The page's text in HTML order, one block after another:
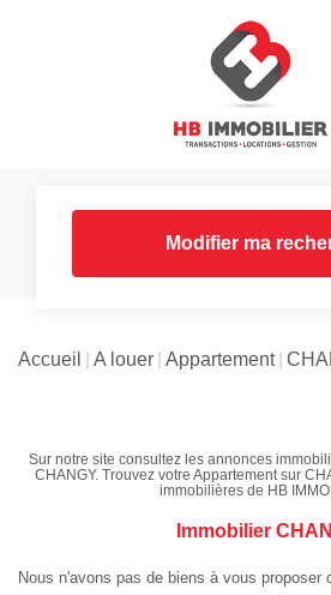
Modifier ma
Accueil A louer Appartement
Sur notre site consultez les annonces
CHANGY. Trouvez votre Appartement sur
immobilières de HB
Immobilier
Nous n'avons pas de biens à vous proposer